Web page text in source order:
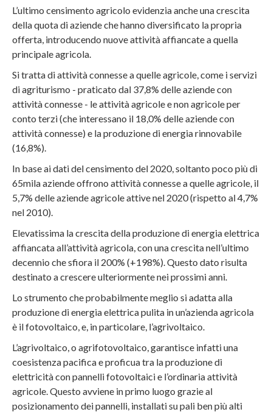
L’ultimo censimento agricolo evidenzia anche una crescita
della quota di aziende che hanno diversificato la propria
offerta, introducendo nuove attività affiancate a quella
principale agricola.
Si tratta di attività connesse a quelle agricole, come i servizi
di agriturismo - praticato dal 37,8% delle aziende con
attività connesse - le attività agricole e non agricole per
conto terzi (che interessano il 18,0% delle aziende con
attività connesse) e la produzione di energia rinnovabile
(16,8%).
In base ai dati del censimento del 2020, soltanto poco più di
65mila aziende offrono attività connesse a quelle agricole, il
5,7% delle aziende agricole attive nel 2020 (rispetto al 4,7%
nel 2010).
Elevatissima la crescita della produzione di energia elettrica
affiancata all’attività agricola, con una crescita nell’ultimo
decennio che sfiora il 200% (+198%). Questo dato risulta
destinato a crescere ulteriormente nei prossimi anni.
Lo strumento che probabilmente meglio si adatta alla
produzione di energia elettrica pulita in un’azienda agricola
è il fotovoltaico, e, in particolare, l’agrivoltaico.
L’agrivoltaico, o agrifotovoltaico, garantisce infatti una
coesistenza pacifica e proficua tra la produzione di
elettricità con pannelli fotovoltaici e l’ordinaria attività
agricole. Questo avviene in primo luogo grazie al
posizionamento dei pannelli, installati su pali ben più alti